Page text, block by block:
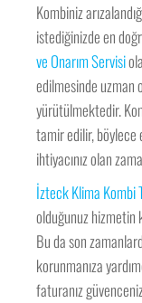
Kombiniz
istediğinizde en
ve Onarım Servisi
edilmesinde uzman
yürütülmektedir.
tamir edilir, böylece
ihtiyacınız olan
İzteck Klima Kombi
olduğunuz hizmetin
Bu da son
korunmanıza
faturanız